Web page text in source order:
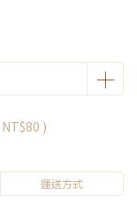
NT$80 )
運送方式